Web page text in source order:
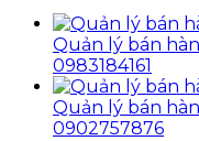
Quản lý bán
0983184161
Quản lý bán
0902757876